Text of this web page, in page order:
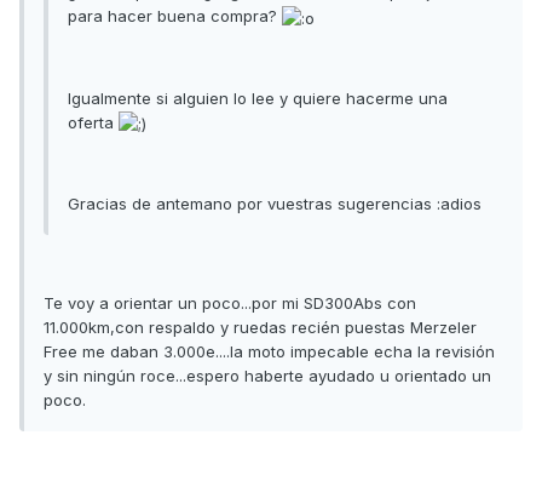
para hacer buena compra?
Igualmente si alguien lo lee y quiere hacerme una
oferta
Gracias de antemano por vuestras sugerencias :adios
Te voy a orientar un poco...por mi SD300Abs con
11.000km,con respaldo y ruedas recién puestas Merzeler
Free me daban 3.000e....la moto impecable echa la revisión
y sin ningún roce...espero haberte ayudado u orientado un
poco.